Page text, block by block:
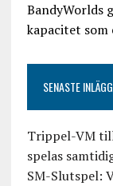
BandyWorlds
kapacitet som
SENASTE
Trippel-VM
spelas
SM-Slutspel: